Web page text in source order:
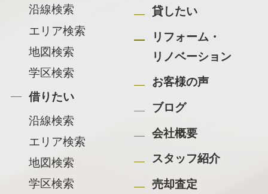
沿線検索
エリア検索
地図検索
学区検索
借りたい
沿線検索
エリア検索
地図検索
学区検索
貸したい
リフォーム・
リノベーション
お客様の声
ブログ
会社概要
スタッフ紹介
売却査定